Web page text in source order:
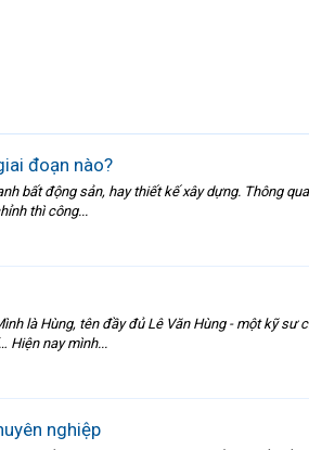
đoạn nào?
bất động sản, hay thiết kế xây dựng. Thông
thì công...
là Hùng, tên đầy đủ Lê Văn Hùng - một kỹ
Hiện nay mình...
nghiệp